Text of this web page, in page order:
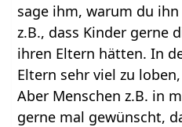
sage ihm, warum du ihn
z.B., dass Kinder gerne
ihren Eltern hätten. In
Eltern sehr viel zu
Aber Menschen z.B. in
gerne mal gewünscht,